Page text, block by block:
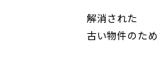
解消された
古い物件のた